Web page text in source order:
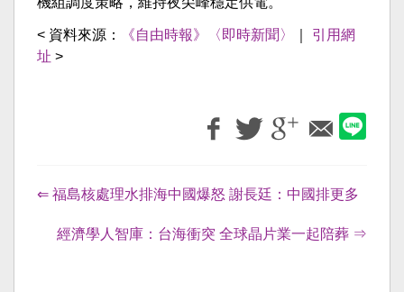
< 資料來源： 《自由時報》〈即時新聞〉
引用網
址 >
⇐ 福島核處理水排海中國爆怒 謝長廷：中國排更多
經濟學人智庫：台海衝突 全球晶片業一起陪葬 ⇒